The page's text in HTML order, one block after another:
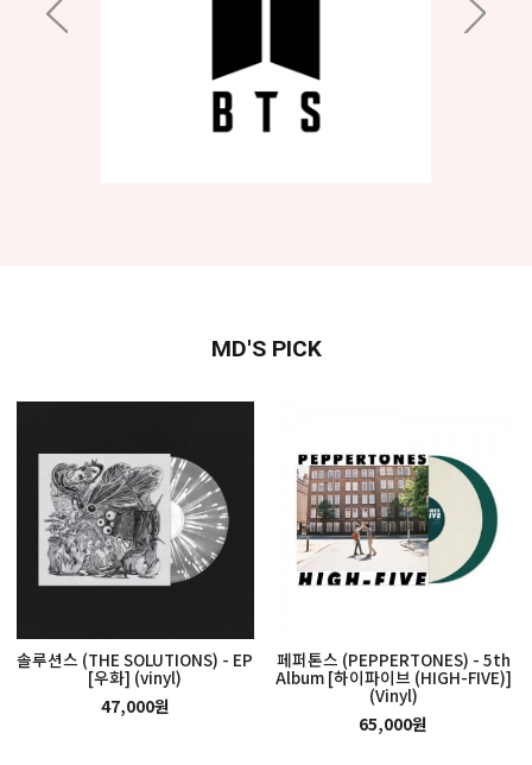
MD'S PICK
솔루션스 (THE SOLUTIONS) - EP
[우화] (vinyl)
47,000원
페퍼톤스 (PEPPERTONES) - 5th
Album [하이파이브 (HIGH-FIVE)]
(Vinyl)
65,000원